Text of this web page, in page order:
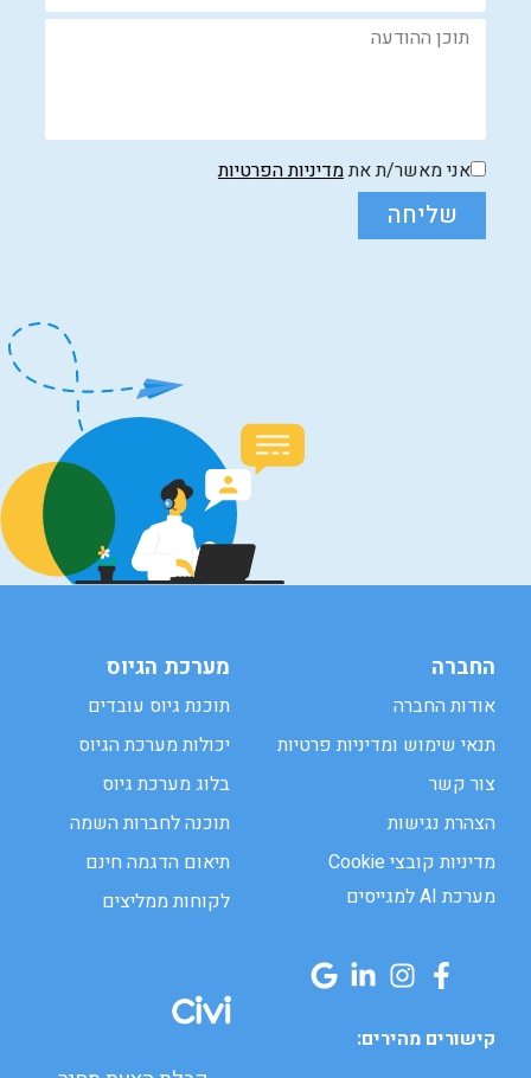
אני מאשר/ת אתמדיניות הפרטיות
שליחה
החברה
אודות החברה
תנאי שימוש ומדיניות פרטיות
צור קשר
הצהרת נגישות
מדיניות קובצי Cookie
מערכת AI למגייסים
מערכת הגיוס
תוכנת גיוס עובדים
יכולות מערכת הגיוס
בלוג מערכת גיוס
תוכנה לחברות השמה
תיאום הדגמה חינם
לקוחות ממליצים
קישורים מהירים: